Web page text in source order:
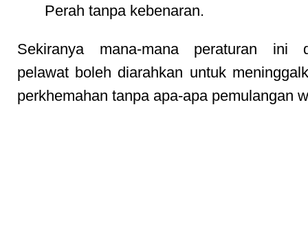
Perah tanpa kebenaran.
Sekiranya mana-mana peraturan ini
pelawat boleh diarahkan untuk
perkhemahan tanpa apa-apa pemulangan